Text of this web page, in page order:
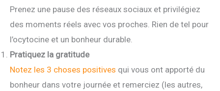
Prenez une pause des réseaux sociaux et privilégiez
des moments réels avec vos proches. Rien de tel pour
l’ocytocine et un bonheur durable.
Pratiquez la gratitude
Notez les 3 choses positives qui vous ont apporté du
bonheur dans votre journée et remerciez (les autres,